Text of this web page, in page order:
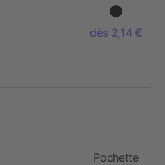
de charge
dès 2,14 €
Pochette